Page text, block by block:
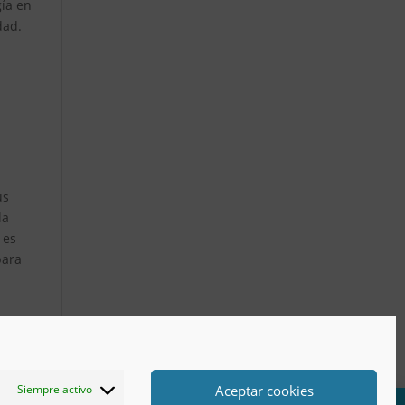
Siempre activo Aceptar cookies
en